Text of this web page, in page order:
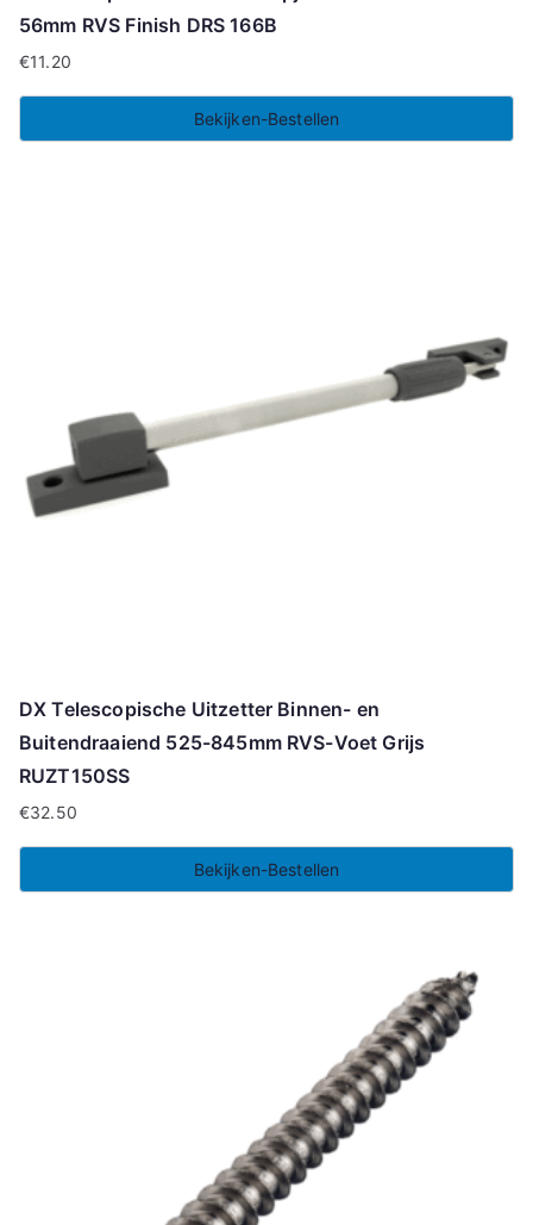
56mm RVS Finish DRS 166B
€11.20
Bekijken-Bestellen
DX Telescopische Uitzetter Binnen- en
Buitendraaiend 525-845mm RVS-Voet Grijs
RUZT150SS
€32.50
Bekijken-Bestellen